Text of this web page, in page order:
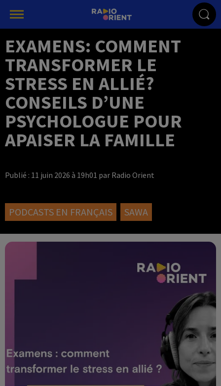
EXAMENS: COMMENT
TRANSFORMER LE
STRESS EN ALLIÉ?
CONSEILS D’UNE
PSYCHOLOGUE POUR
APAISER LA FAMILLE
Publié : 11 juin 2026 à 19h01 par Radio Orient
PODCASTS EN FRANÇAIS SAWA